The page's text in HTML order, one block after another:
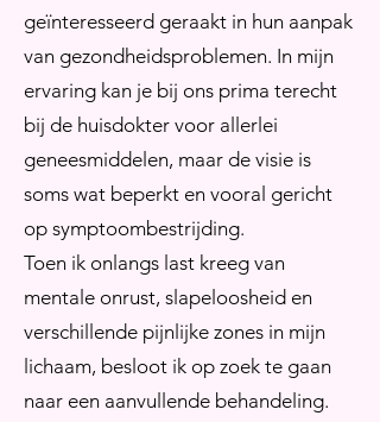
geïnteresseerd geraakt in hun aanpak
van gezondheidsproblemen. In mijn
ervaring kan je bij ons prima terecht
bij de huisdokter voor allerlei
geneesmiddelen, maar de visie is
soms wat beperkt en vooral gericht
op symptoombestrijding.
Toen ik onlangs last kreeg van
mentale onrust, slapeloosheid en
verschillende pijnlijke zones in mijn
lichaam, besloot ik op zoek te gaan
naar een aanvullende behandeling.